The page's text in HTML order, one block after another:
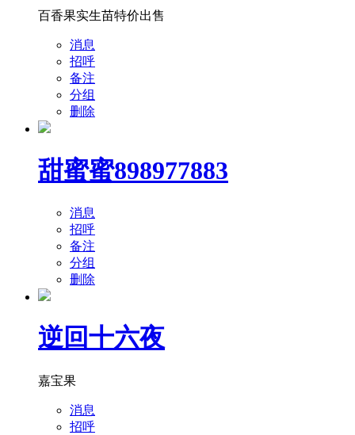
百香果实生苗特价出售
消息
招呼
备注
分组
删除
甜蜜蜜898977883
消息
招呼
备注
分组
删除
逆回十六夜
嘉宝果
消息
招呼